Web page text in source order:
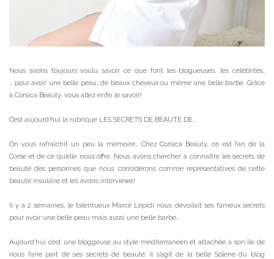
Nous avons toujours voulu savoir ce que font les blogueuses, les célébrités,
… pour avoir une belle peau, de beaux cheveux ou même une belle barbe. Grâce
à Corsica Beauty, vous allez enfin le savoir!
C’est aujourd’hui la rubrique LES SECRETS DE BEAUTE DE…
On vous rafraîchit un peu la mémoire… Chez Corsica Beauty, on est fan de la
Corse et de ce qu’elle nous offre. Nous avons chercher à connaître les secrets de
beauté des personnes que nous considérons comme représentatives de cette
beauté insulaire et les avons interviewé!
Il y a 2 semaines, le talentueux Marcè Lepidi nous dévoilait ses fameux secrets
pour avoir une belle peau mais aussi une belle barbe…
Aujourd’hui c’est une bloggeuse au style méditerranéen et attachée à son île de
nous faire part de ses secrets de beauté: il s’agit de la belle Solène du blog